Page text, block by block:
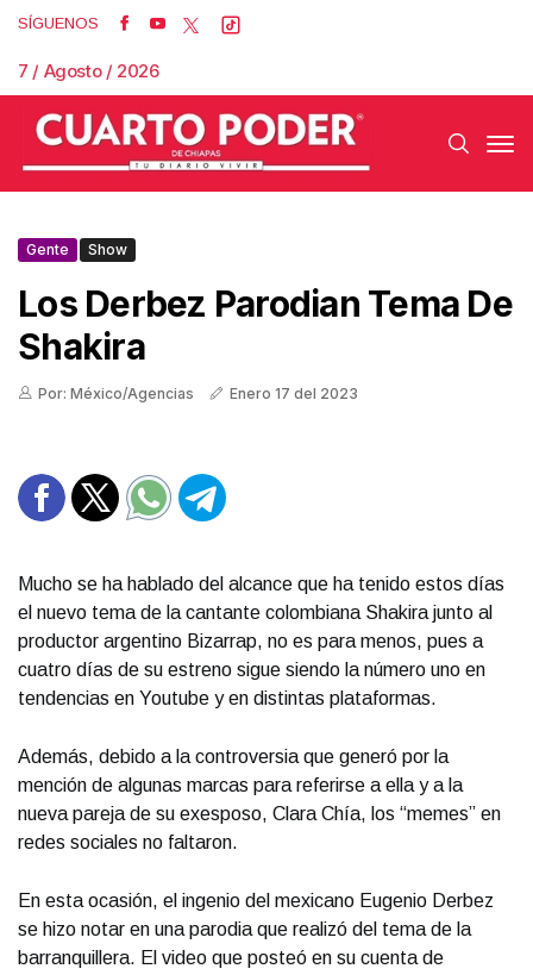
SÍGUENOS
7 / Agosto / 2026
Gente Show
Los Derbez Parodian Tema De
Shakira
Por: México/Agencias Enero 17 del 2023
Mucho se ha hablado del alcance que ha tenido estos días
el nuevo tema de la cantante colombiana Shakira junto al
productor argentino Bizarrap, no es para menos, pues a
cuatro días de su estreno sigue siendo la número uno en
tendencias en Youtube y en distintas plataformas.
Además, debido a la controversia que generó por la
mención de algunas marcas para referirse a ella y a la
nueva pareja de su exesposo, Clara Chía, los “memes” en
redes sociales no faltaron.
En esta ocasión, el ingenio del mexicano Eugenio Derbez
se hizo notar en una parodia que realizó del tema de la
barranquillera. El video que posteó en su cuenta de